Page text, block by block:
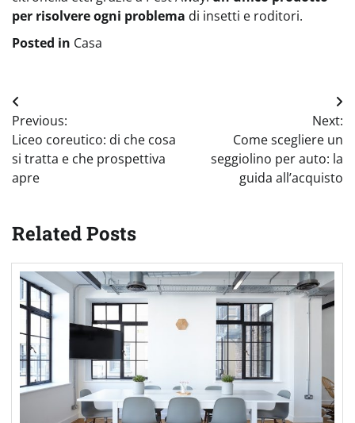
per risolvere ogni problema di insetti e roditori.
Posted in Casa
Navigazione
articoli
Previous:
Liceo coreutico: di che cosa
si tratta e che prospettiva
apre
Next:
Come scegliere un
seggiolino per auto: la
guida all’acquisto
Related Posts